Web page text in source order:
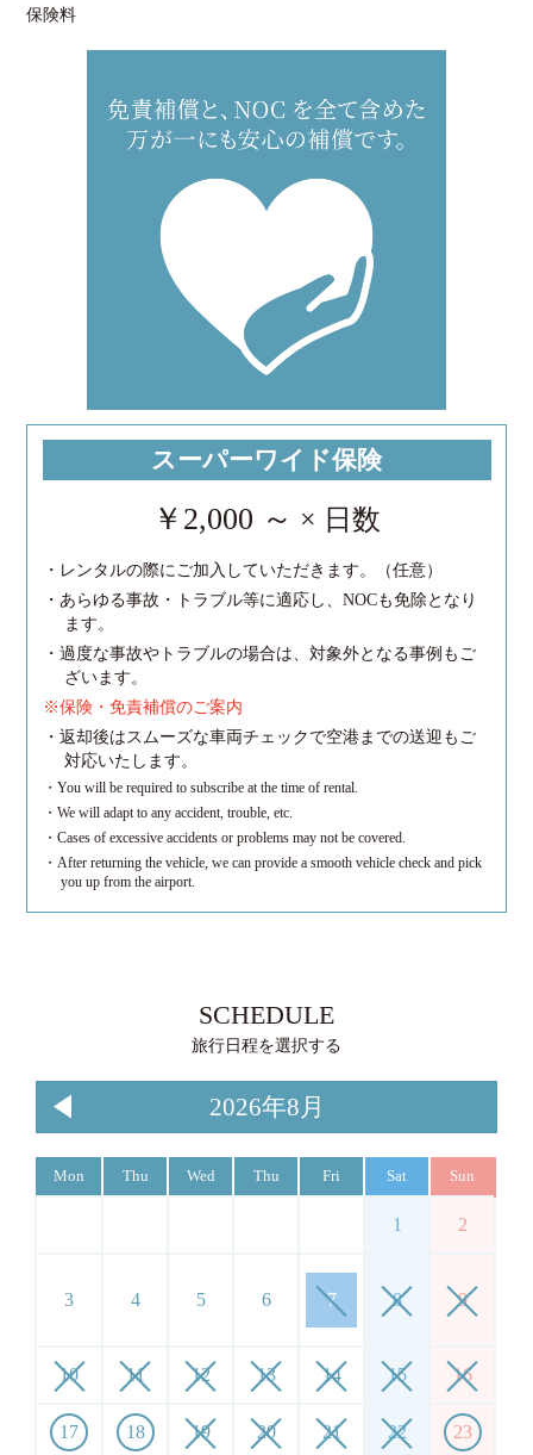
保険料
スーパーワイド保険
￥2,000 ～ × 日数
・レンタルの際にご加入していただきます。（任意）
・あらゆる事故・トラブル等に適応し、NOCも免除となり
ます。
・過度な事故やトラブルの場合は、対象外となる事例もご
ざいます。
※保険・免責補償のご案内
・返却後はスムーズな車両チェックで空港までの送迎もご
対応いたします。
・You will be required to subscribe at the time of rental.
・We will adapt to any accident, trouble, etc.
・Cases of excessive accidents or problems may not be covered.
・After returning the vehicle, we can provide a smooth vehicle check and pick
you up from the airport.
SCHEDULE
旅行日程を選択する
2026年8月
Mon Thu Wed Thu Fri Sat Sun
1 2
3 4 5 6 7 8 9
10 11 12 13 14 15 16
17 18 19 20 21 22 23